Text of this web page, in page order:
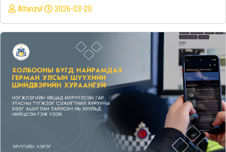
Altanzul
2026-03-20